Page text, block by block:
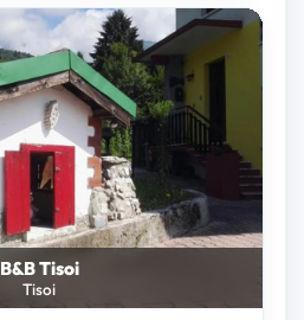
B&B Tisoi
Tisoi